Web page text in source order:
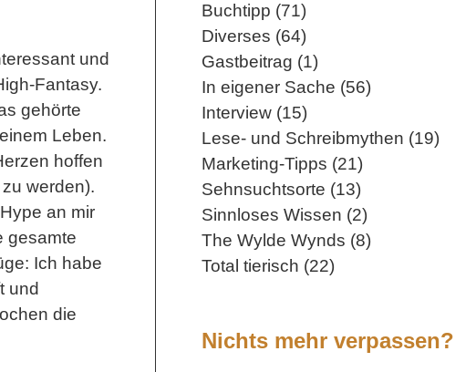
und
Fantasy.
gehörte
Leben.
hoffen
werden).
an mir
gesamte
Ich habe
und
die
Buchtipp (71)
Diverses (64)
Gastbeitrag (1)
In eigener Sache (56)
Interview (15)
Lese- und Schreibmythen (19)
Marketing-Tipps (21)
Sehnsuchtsorte (13)
Sinnloses Wissen (2)
The Wylde Wynds (8)
Total tierisch (22)
Nichts mehr verpassen?